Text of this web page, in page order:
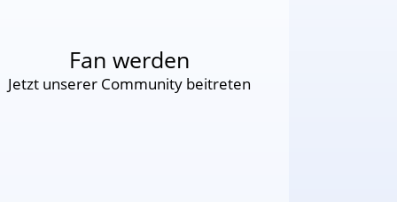
Fan werden
Jetzt unserer Community beitreten